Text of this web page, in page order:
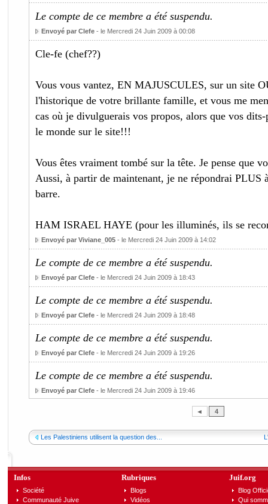
Le compte de ce membre a été suspendu.
Envoyé par Clefe- le Mercredi 24 Juin 2009 à 00:08
Cle-fe (chef??)
Vous vous vantez, EN MAJUSCULES, sur un site
l'historique de votre brillante famille, et vous me
cas où je divulguerais vos propos, alors que vos
le monde sur le site!!!
Vous êtes vraiment tombé sur la tête. Je pense que
Aussi, à partir de maintenant, je ne répondrai PLUS
barre.
HAM ISRAEL HAYE (pour les illuminés, ils se
Envoyé par Viviane_005- le Mercredi 24 Juin 2009 à 14:02
Le compte de ce membre a été suspendu.
Envoyé par Clefe- le Mercredi 24 Juin 2009 à 18:43
Le compte de ce membre a été suspendu.
Envoyé par Clefe- le Mercredi 24 Juin 2009 à 18:48
Le compte de ce membre a été suspendu.
Envoyé par Clefe- le Mercredi 24 Juin 2009 à 19:26
Le compte de ce membre a été suspendu.
Envoyé par Clefe- le Mercredi 24 Juin 2009 à 19:46
◄ 4
Les Palestiniens utilisent la question des...
Infos
Société
Communauté Juive
Rubriques
Blogs
Vidéos
Juif.org
Blog
Qui